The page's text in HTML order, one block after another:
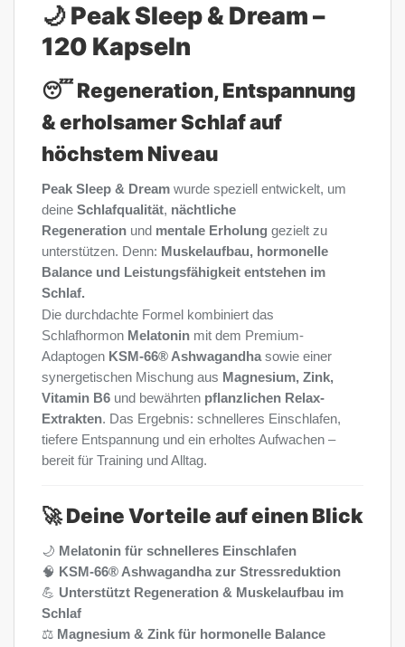
🌙 Peak Sleep & Dream –
120 Kapseln
😴 Regeneration, Entspannung
& erholsamer Schlaf auf
höchstem Niveau
Peak Sleep & Dream wurde speziell entwickelt, um
deine Schlafqualität, nächtliche
Regeneration und mentale Erholung gezielt zu
unterstützen. Denn: Muskelaufbau, hormonelle
Balance und Leistungsfähigkeit entstehen im
Schlaf.
Die durchdachte Formel kombiniert das
Schlafhormon Melatonin mit dem Premium-
Adaptogen KSM-66® Ashwagandha sowie einer
synergetischen Mischung aus Magnesium, Zink,
Vitamin B6 und bewährten pflanzlichen Relax-
Extrakten. Das Ergebnis: schnelleres Einschlafen,
tiefere Entspannung und ein erholtes Aufwachen –
bereit für Training und Alltag.
🚀Deine Vorteile auf einen Blick
🌙 Melatonin für schnelleres Einschlafen
🧠 KSM-66® Ashwagandha zur Stressreduktion
💪 Unterstützt Regeneration & Muskelaufbau im
Schlaf
⚖️ Magnesium & Zink für hormonelle Balance